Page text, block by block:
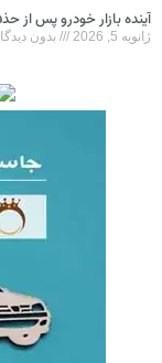
آینده بازار خودرو پس از
ژانویه 5, 2026 بدون دیدگاه